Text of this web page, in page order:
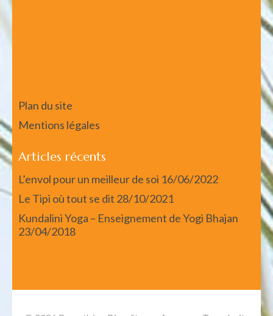
Plan du site
Mentions légales
Articles récents
L’envol pour un meilleur de soi 16/06/2022
Le Tipi où tout se dit 28/10/2021
Kundalini Yoga – Enseignement de Yogi Bhajan
23/04/2018